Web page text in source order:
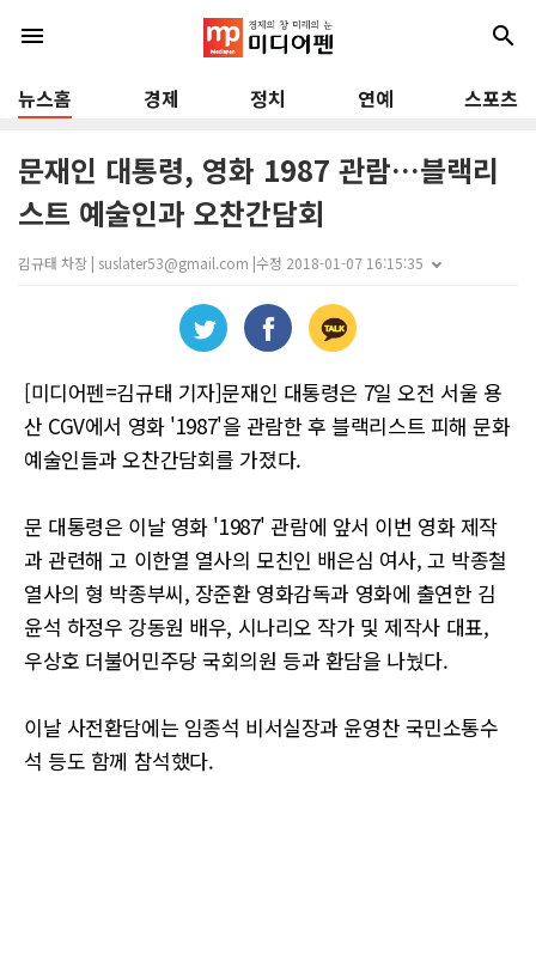
menu search
뉴스홈 경제 정치 연예 스포츠
문재인 대통령, 영화 1987 관람…블랙리
스트 예술인과 오찬간담회
김규태 차장 | suslater53@gmail.com |수정 2018-01-07 16:15:35
[미디어펜=김규태 기자]문재인 대통령은 7일 오전 서울 용
산 CGV에서 영화 '1987'을 관람한 후 블랙리스트 피해 문화
예술인들과 오찬간담회를 가졌다.
문 대통령은 이날 영화 '1987' 관람에 앞서 이번 영화 제작
과 관련해 고 이한열 열사의 모친인 배은심 여사, 고 박종철
열사의 형 박종부씨, 장준환 영화감독과 영화에 출연한 김
윤석 하정우 강동원 배우, 시나리오 작가 및 제작사 대표,
우상호 더불어민주당 국회의원 등과 환담을 나눴다.
이날 사전환담에는 임종석 비서실장과 윤영찬 국민소통수
석 등도 함께 참석했다.